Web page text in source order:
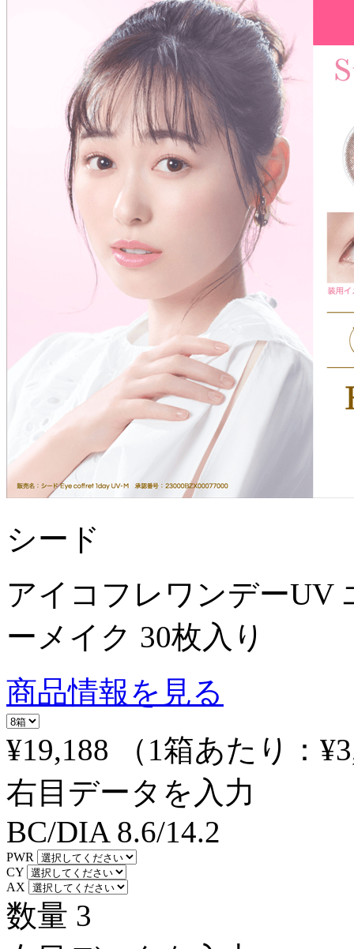
シード
アイコフレワンデーUV
ーメイク 30枚入り
商品情報を見る
¥19,188
（1箱あたり：
右目データを入力
BC/DIA 8.6/14.2
PWR
CY
AX
数量 3